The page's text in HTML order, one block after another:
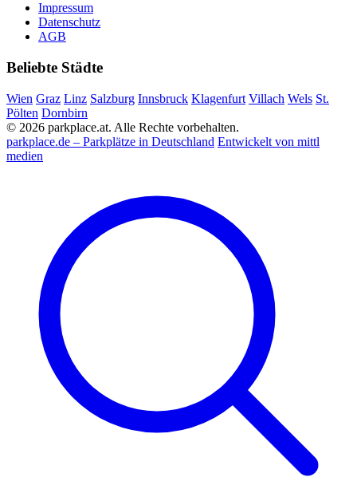
Impressum
Datenschutz
AGB
Beliebte Städte
Wien Graz Linz Salzburg Innsbruck Klagenfurt Villach Wels St.
Pölten Dornbirn
© 2026 parkplace.at. Alle Rechte vorbehalten.
parkplace.de – Parkplätze in Deutschland Entwickelt von mittl
medien